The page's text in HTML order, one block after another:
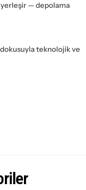
— depolama
teknolojik ve